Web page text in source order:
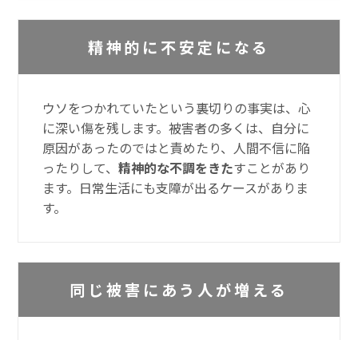
精神的に不安定になる
ウソをつかれていたという裏切りの事実は、心
に深い傷を残します。被害者の多くは、自分に
原因があったのではと責めたり、人間不信に陥
ったりして、精神的な不調をきたすことがあり
ます。日常生活にも支障が出るケースがありま
す。
同じ被害にあう人が増える